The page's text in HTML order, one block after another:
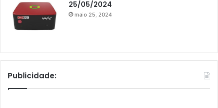
25/05/2024
maio 25, 2024
Publicidade: